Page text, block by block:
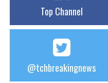
Top Channel
@tchbreakingnews